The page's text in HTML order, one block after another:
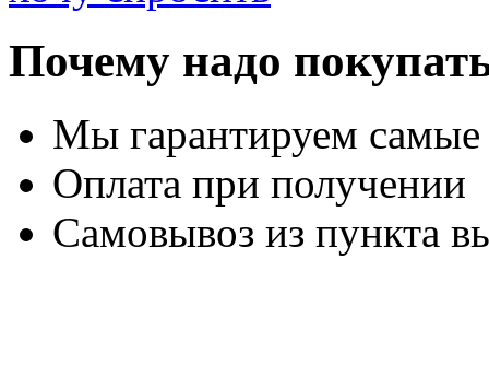
Почему надо
Мы гарантируем
Оплата при получении
Самовывоз из пункта